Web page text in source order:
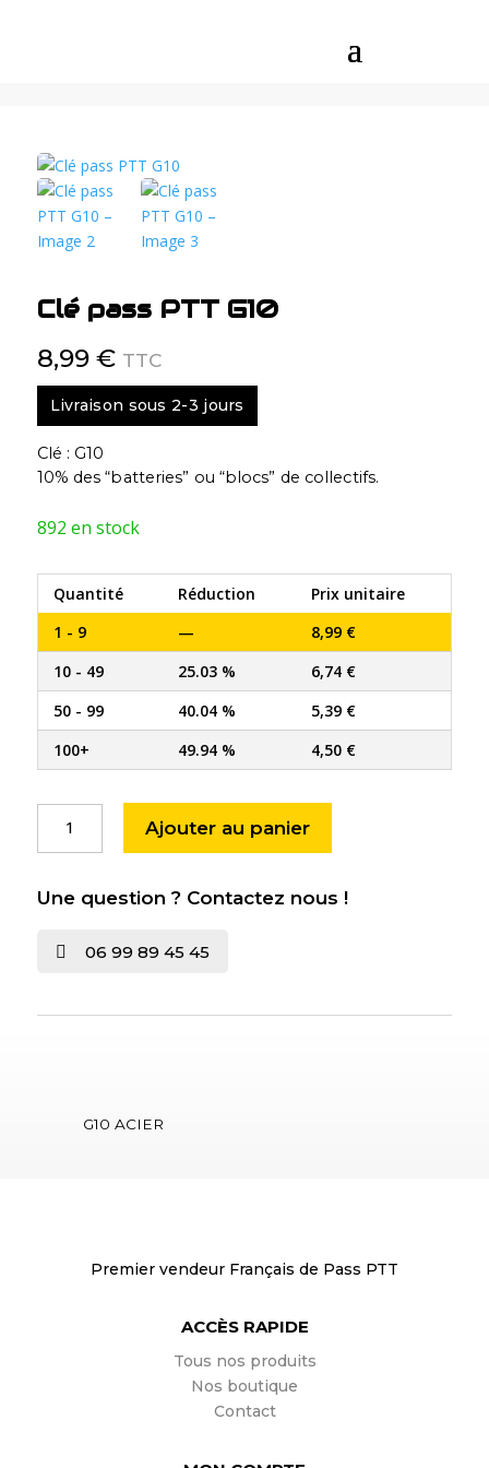
Clé pass PTT G10
8,99 € TTC
Livraison sous 2-3 jours
Clé : G10
10% des “batteries” ou “blocs” de collectifs.
892 en stock
Quantité Réduction
Prix unitaire
1 - 9
— 8,99 €
10 - 49
25.03 % 6,74 €
50 - 99
40.04 % 5,39 €
100+
49.94 % 4,50 €
pass
G10
Ajouter au panier
Une question ? Contactez nous !
 06 99 89 45 45
G10 ACIER
Premier vendeur Français de Pass PTT
ACCÈS RAPIDE
Tous nos produits
Nos boutique
Contact